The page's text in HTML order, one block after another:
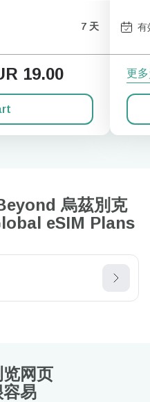
7 天
19.00
有
更
烏茲別克
eSIM Plans
网页
易